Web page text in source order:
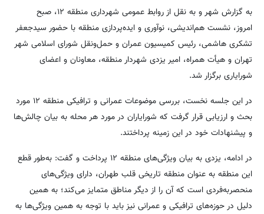
به گزارش شهر و به نقل از روابط عمومی شهرداری منطقه ۱۲، صبح
امروز، نشست هم‌اندیشی، نوآوری و ایده‌پردازی منطقه با حضور سیدجعفر
تشکری هاشمی، رئیس کمیسیون عمران و حمل‌ونقل شورای اسلامی شهر
تهران و هیأت همراه، امیر یزدی شهردار منطقه، معاونان و اعضای
شورایاری برگزار شد.
در این جلسه نخست، بررسی موضوعات عمرانی و ترافیکی منطقه ۱۲ مورد
بحث و ارزیابی قرار گرفت که شورایاران در مورد هر محله به بیان چالش‌ها
و پیشنهادات خود در این زمینه پرداختند.
در ادامه، یزدی به بیان ویژگی‌های منطقه ۱۲ پرداخت و گفت: به‌طور قطع
این منطقه به عنوان منطقه تاریخی قلب طهران، دارای ویژگی‌های
منحصربه‌فردی است که آن را از دیگر مناطق متمایز می‌کند؛ به همین
دلیل در حوزه‌های ترافیکی و عمرانی نیز باید با توجه به همین ویژگی‌ها به